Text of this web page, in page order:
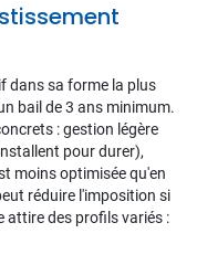
dans sa forme la plus
bail de 3 ans minimum.
: gestion légère
pour durer),
moins optimisée qu'en
réduire l'imposition si
attire des profils variés :